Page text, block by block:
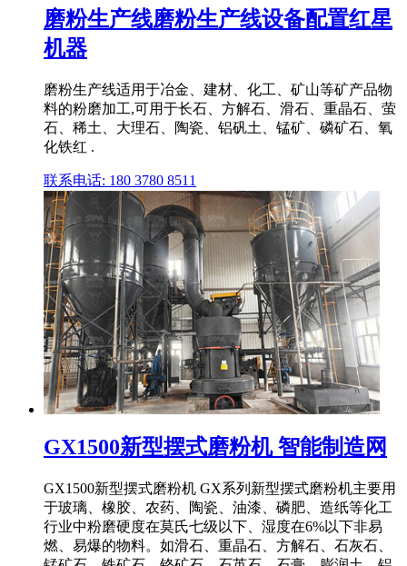
磨粉生产线磨粉生产线设备配置红星
机器
磨粉生产线适用于冶金、建材、化工、矿山等矿产品物
料的粉磨加工,可用于长石、方解石、滑石、重晶石、萤
石、稀土、大理石、陶瓷、铝矾土、锰矿、磷矿石、氧
化铁红 .
联系电话: 180 3780 8511
GX1500新型摆式磨粉机 智能制造网
GX1500新型摆式磨粉机 GX系列新型摆式磨粉机主要用
于玻璃、橡胶、农药、陶瓷、油漆、磷肥、造纸等化工
行业中粉磨硬度在莫氏七级以下、湿度在6%以下非易
燃、易爆的物料。如滑石、重晶石、方解石、石灰石、